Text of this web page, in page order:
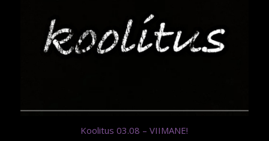
Koolitus 03.08 – VIIMANE!